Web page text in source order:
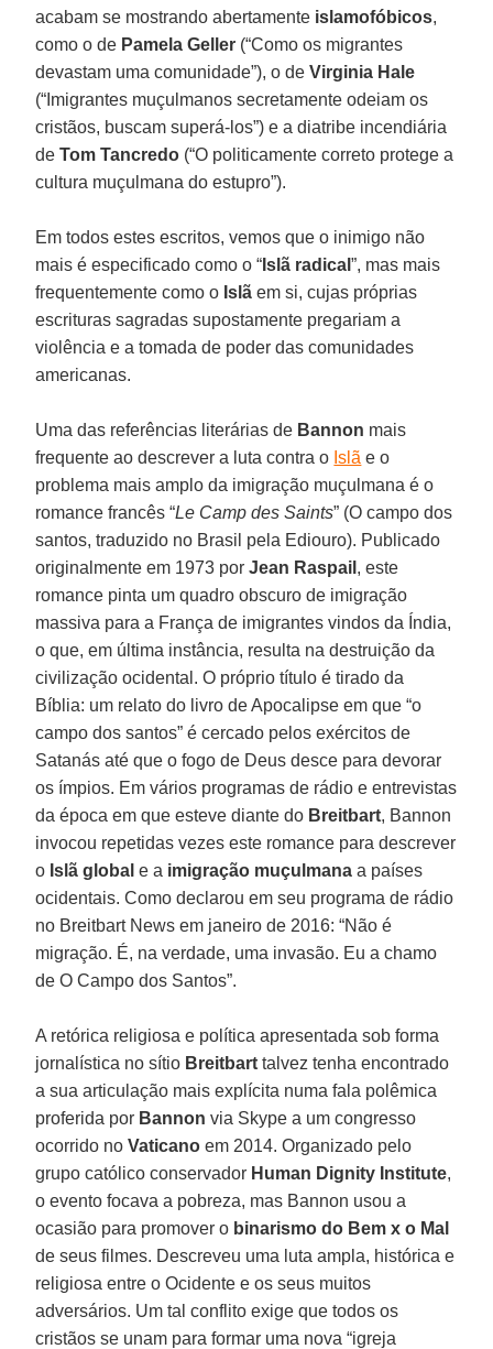
acabam se mostrando abertamente islamofóbicos,
como o de Pamela Geller (“Como os migrantes
devastam uma comunidade”), o deVirginia Hale
(“Imigrantes muçulmanos secretamente odeiam os
cristãos, buscam superá-los”) e a diatribe incendiária
deTom Tancredo (“O politicamente correto protege a
cultura muçulmana do estupro”).
Em todos estes escritos, vemos que o inimigo não
mais é especificado como o “ Islã radical”, mas mais
frequentemente como o Islã em si, cujas próprias
escrituras sagradas supostamente pregariam a
violência e a tomada de poder das comunidades
americanas.
Uma das referências literárias de Bannon mais
frequente ao descrever a luta contra o Islã e o
problema mais amplo da imigração muçulmana é o
romance francês “Le Camp des Saints” (O campo dos
santos, traduzido no Brasil pela Ediouro). Publicado
originalmente em 1973 por Jean Raspail , este
romance pinta um quadro obscuro de imigração
massiva para a França de imigrantes vindos da Índia,
o que, em última instância, resulta na destruição da
civilização ocidental. O próprio título é tirado da
Bíblia: um relato do livro de Apocalipse em que “o
campo dos santos” é cercado pelos exércitos de
Satanás até que o fogo de Deus desce para devorar
os ímpios. Em vários programas de rádio e entrevistas
da época em que esteve diante do Breitbart, Bannon
invocou repetidas vezes este romance para descrever
o Islã global e a imigração muçulmana a países
ocidentais. Como declarou em seu programa de rádio
no Breitbart News em janeiro de 2016: “Não é
migração. É, na verdade, uma invasão. Eu a chamo
de O Campo dos Santos”.
A retórica religiosa e política apresentada sob forma
jornalística no sítio Breitbart talvez tenha encontrado
a sua articulação mais explícita numa fala polêmica
proferida por Bannon via Skype a um congresso
ocorrido noVaticano em 2014. Organizado pelo
grupo católico conservador Human Dignity Institute,
o evento focava a pobreza, mas Bannon usou a
ocasião para promover o binarismo do Bem x o Mal
de seus filmes. Descreveu uma luta ampla, histórica e
religiosa entre o Ocidente e os seus muitos
adversários. Um tal conflito exige que todos os
cristãos se unam para formar uma nova “igreja